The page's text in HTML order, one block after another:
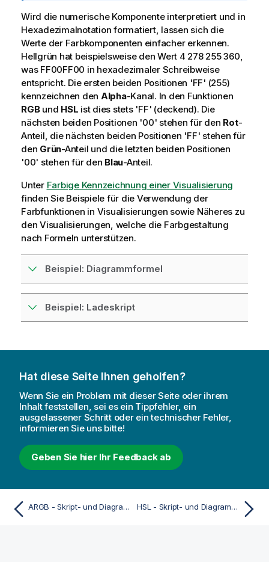
o
r
m
a
t
i
o
n
s
h
i
n
e
i
s
Wird die numerische Komponente interpretiert und in
Hexadezimalnotation formatiert, lassen sich die
Werte der Farbkomponenten einfacher erkennen.
Hellgrün hat beispielsweise den Wert 4 278 255 360,
was FF00FF00 in hexadezimaler Schreibweise
entspricht. Die ersten beiden Positionen 'FF' (255)
kennzeichnen den Alpha-Kanal. In den Funktionen
RGBund HSL ist dies stets 'FF' (deckend). Die
nächsten beiden Positionen '00' stehen für den Rot-
Anteil, die nächsten beiden Positionen 'FF' stehen für
den Grün-Anteil und die letzten beiden Positionen
'00' stehen für den Blau-Anteil.
Unter Farbige Kennzeichnung einer Visualisierung
finden Sie Beispiele für die Verwendung der
Farbfunktionen in Visualisierungen sowie Näheres zu
den Visualisierungen, welche die Farbgestaltung
nach Formeln unterstützen.
Beispiel: Diagrammformel
Beispiel: Ladeskript
Hat diese Seite Ihnen geholfen?
Wenn Sie ein Problem mit dieser Seite oder ihrem
Inhalt feststellen, sei es ein Tippfehler, ein
ausgelassener Schritt oder ein technischer Fehler,
informieren Sie uns bitte!
Geben Sie hier Ihr Feedback ab
ARGB - Skript- und Diagrammfunktion HSL - Skript- und Diagrammfunktion